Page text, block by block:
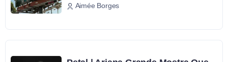
Aimée Borges